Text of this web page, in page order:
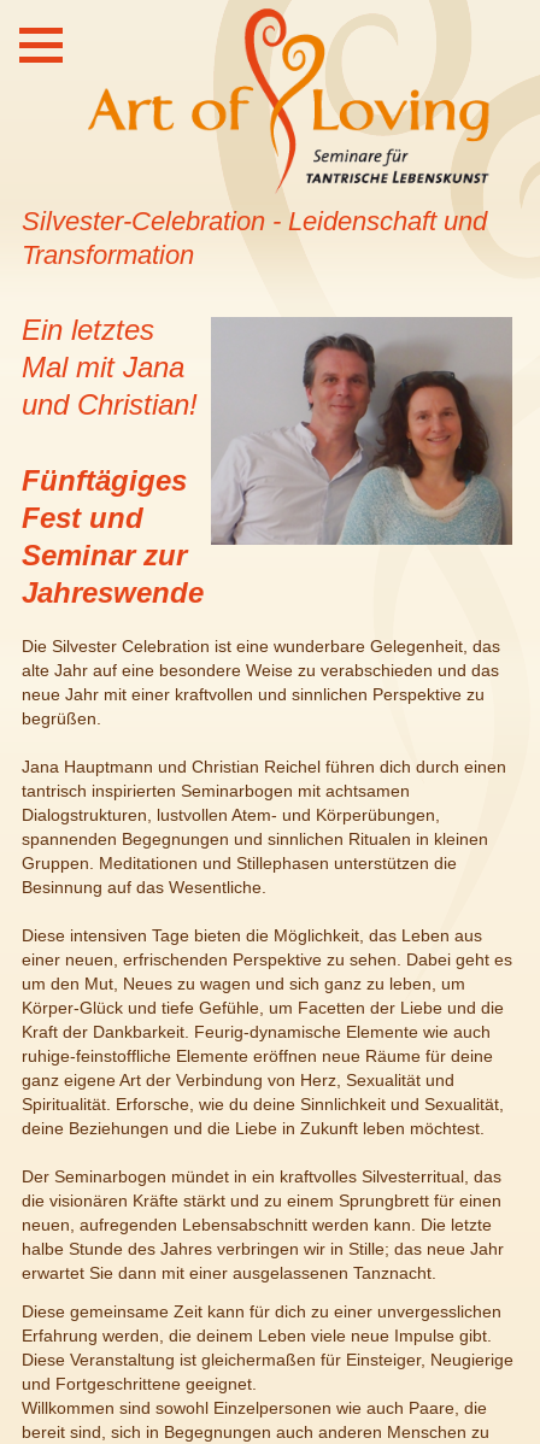
Silvester-Celebration - Leidenschaft und
Transformation
Ein letztes
Mal mit Jana
und Christian!
Fünftägiges
Fest und
Seminar zur
Jahreswende
Die Silvester Celebration ist eine wunderbare Gelegenheit, das
alte Jahr auf eine besondere Weise zu verabschieden und das
neue Jahr mit einer kraftvollen und sinnlichen Perspektive zu
begrüßen.
Jana Hauptmann und Christian Reichel führen dich durch einen
tantrisch inspirierten Seminarbogen mit achtsamen
Dialogstrukturen, lustvollen Atem- und Körperübungen,
spannenden Begegnungen und sinnlichen Ritualen in kleinen
Gruppen. Meditationen und Stillephasen unterstützen die
Besinnung auf das Wesentliche.
Diese intensiven Tage bieten die Möglichkeit, das Leben aus
einer neuen, erfrischenden Perspektive zu sehen. Dabei geht es
um den Mut, Neues zu wagen und sich ganz zu leben, um
Körper-Glück und tiefe Gefühle, um Facetten der Liebe und die
Kraft der Dankbarkeit. Feurig-dynamische Elemente wie auch
ruhige-feinstoffliche Elemente eröffnen neue Räume für deine
ganz eigene Art der Verbindung von Herz, Sexualität und
Spiritualität. Erforsche, wie du deine Sinnlichkeit und Sexualität,
deine Beziehungen und die Liebe in Zukunft leben möchtest.
Der Seminarbogen mündet in ein kraftvolles Silvesterritual, das
die visionären Kräfte stärkt und zu einem Sprungbrett für einen
neuen, aufregenden Lebensabschnitt werden kann. Die letzte
halbe Stunde des Jahres verbringen wir in Stille; das neue Jahr
erwartet Sie dann mit einer ausgelassenen Tanznacht.
Diese gemeinsame Zeit kann für dich zu einer unvergesslichen
Erfahrung werden, die deinem Leben viele neue Impulse gibt.
Diese Veranstaltung ist gleichermaßen für Einsteiger, Neugierige
und Fortgeschrittene geeignet.
Willkommen sind sowohl Einzelpersonen wie auch Paare, die
bereit sind, sich in Begegnungen auch anderen Menschen zu